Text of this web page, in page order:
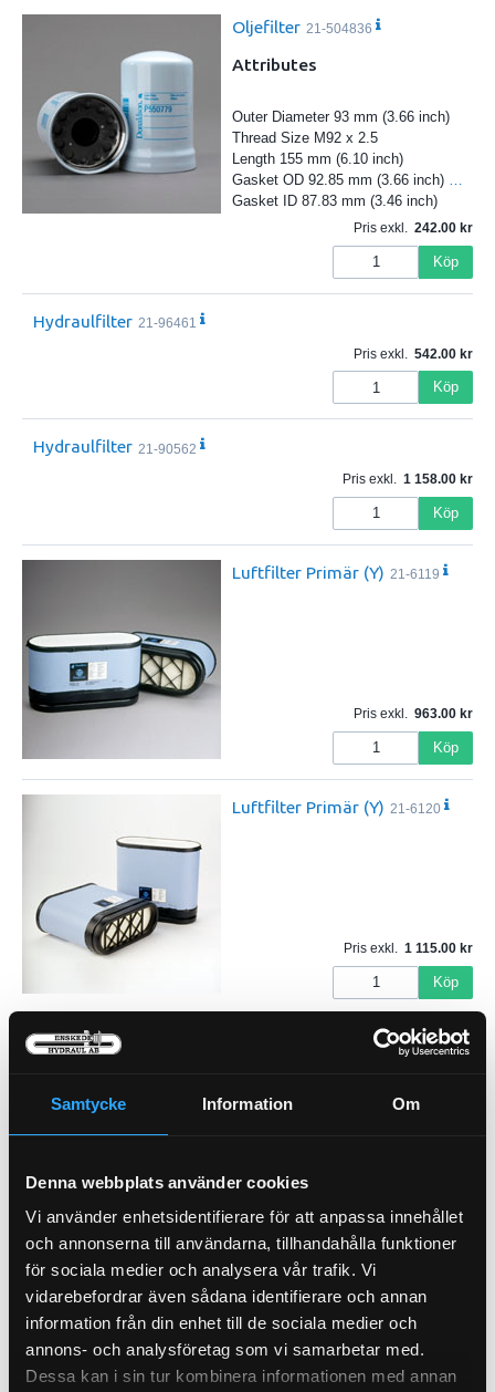
Samtycke Information Om
Denna webbplats använder cookies
Vi använder enhetsidentifierare för att anpassa innehållet
och annonserna till användarna, tillhandahålla funktioner
för sociala medier och analysera vår trafik. Vi
vidarebefordrar även sådana identifierare och annan
information från din enhet till de sociala medier och
annons- och analysföretag som vi samarbetar med.
Dessa kan i sin tur kombinera informationen med annan
Oljefilter 21-504836
Attributes
Outer Diameter 93 mm (3.66 inch)
Thread Size M92 x 2.5
Length 155 mm (6.10 inch)
Gasket OD 92.85 mm (3.66 inch)
Gasket ID 87.83 mm (3.46 inch)
Pris exkl. 242.00
Köp
Hydraulfilter 21-96461
Pris exkl.
542.00
Köp
Hydraulfilter 21-90562
Pris exkl. 1 158.00
Köp
Luftfilter Primär (Y) 21-6119
Pris exkl. 963.00
Köp
Luftfilter Primär (Y) 21-6120
Pris exkl. 1 115.00
Köp
Köp
Hyttfilter 21-46188